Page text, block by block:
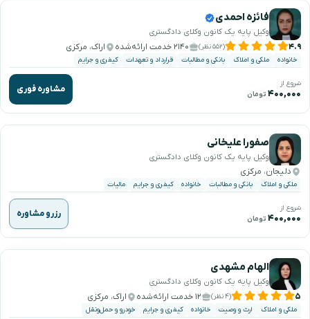
فائزه احمدی
وکیل پایه یک کانون وکلای دادگستری
۴.۹ (۵۵۲ نظر) ۲۱۴۰ خدمت ارائه‌شده اراک، مرکزی
خانواده ملکی و املاک بانکی و مطالبات قرارداد و تعهدات کیفری و جرایم
شروع از
۴۰۰,۰۰۰ تومان مشاوره فوری
صفورا علیخانی
وکیل پایه یک کانون وکلای دادگستری
دلیجان، مرکزی
ملکی و املاک بانکی و مطالبات خانواده کیفری و جرایم مالیات
شروع از
۴۰۰,۰۰۰ تومان رزرو مشاوره
الهام مشهدی
وکیل پایه یک کانون وکلای دادگستری
۵ (۴ نظر) ۱۲ خدمت ارائه‌شده اراک، مرکزی
ملکی و املاک ارث و وصیت خانواده کیفری و جرایم خودرو و حمل‌ونقل